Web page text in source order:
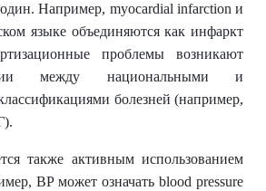
один. Например, myocardial infarction и
языке объединяются как инфаркт
проблемы возникают
между национальными и
болезней (например,
также активным использованием
BP может означать blood pressure